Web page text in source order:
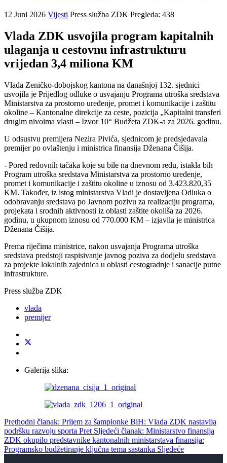
12 Juni 2026 Vijesti Press služba ZDK Pregleda: 438
Vlada ZDK usvojila program kapitalnih
ulaganja u cestovnu infrastrukturu
vrijedan 3,4 miliona KM
Vlada Zeničko-dobojskog kantona na današnjoj 132. sjednici
usvojila je Prijedlog odluke o usvajanju Programa utroška sredstava
Ministarstva za prostorno uređenje, promet i komunikacije i zaštitu
okoline – Kantonalne direkcije za ceste, pozicija „Kapitalni transferi
drugim nivoima vlasti – Izvor 10“ Budžeta ZDK-a za 2026. godinu.
U odsustvu premijera Nezira Pivića, sjednicom je predsjedavala
premijer po ovlaštenju i ministrica finansija Dženana Čišija.
- Pored redovnih tačaka koje su bile na dnevnom redu, istakla bih
Program utroška sredstava Ministarstva za prostorno uređenje,
promet i komunikacije i zaštitu okoline u iznosu od 3.423.820,35
KM. Također, iz istog ministarstva Vladi je dostavljena Odluka o
odobravanju sredstava po Javnom pozivu za realizaciju programa,
projekata i srodnih aktivnosti iz oblasti zaštite okoliša za 2026.
godinu, u ukupnom iznosu od 770.000 KM – izjavila je ministrica
Dženana Čišija.
Prema riječima ministrice, nakon usvajanja Programa utroška
sredstava predstoji raspisivanje javnog poziva za dodjelu sredstava
za projekte lokalnih zajednica u oblasti cestogradnje i sanacije putne
infrastrukture.
Press služba ZDK
vlada
premijer
Galerija slika:
Prethodni članak: Prijem za šampionke BiH: Vlada ZDK nastavlja
podršku razvoju sporta Pret Sljedeći članak: Ministarstvo finansija
ZDK okupilo predstavnike kantonalnih ministarstava finansija:
Programsko budžetiranje ključna tema sastanka Sljedeće